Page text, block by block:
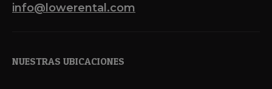
info@lowerental.com
NUESTRAS UBICACIONES